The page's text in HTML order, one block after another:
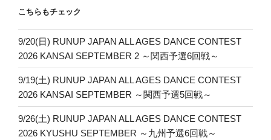
ビ
ー
シ
ョ
ン
こちらもチェック
9/20(日) RUNUP JAPAN ALL AGES DANCE CONTEST
2026 KANSAI SEPTEMBER 2 ～関西予選6回戦～
9/19(土) RUNUP JAPAN ALL AGES DANCE CONTEST
2026 KANSAI SEPTEMBER ～関西予選5回戦～
9/26(土) RUNUP JAPAN ALL AGES DANCE CONTEST
2026 KYUSHU SEPTEMBER ～九州予選6回戦～